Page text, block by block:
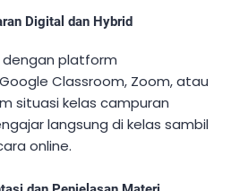
Digital dan Hybrid
dengan platform
Classroom, Zoom, atau
situasi kelas campuran
langsung di kelas sambil
online.